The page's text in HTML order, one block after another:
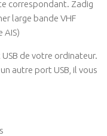
correspondant. Zadig
large bande VHF
AIS)
de votre ordinateur.
autre port USB, il vous